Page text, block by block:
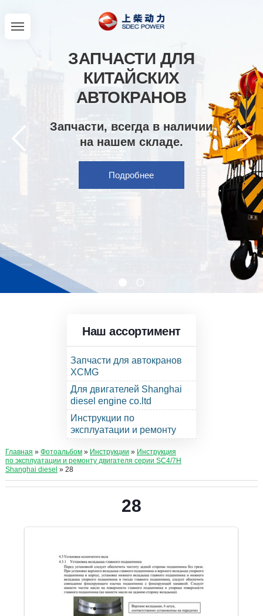
ЗАПЧАСТИ ДЛЯ
КИТАЙСКИХ
АВТОКРАНОВ
Запчасти, всегда в наличии
на нашем складе.
Подробнее
Наш ассортимент
Запчасти для автокранов
XCMG
Для двигателей Shanghai
diesel engine co.ltd
Инструкции по
эксплуатации и ремонту
Главная » Фотоальбом» Инструкции » Инструкция
по эксплуатации и ремонту двигателя серии SC4/7H
Shanghai diesel » 28
28